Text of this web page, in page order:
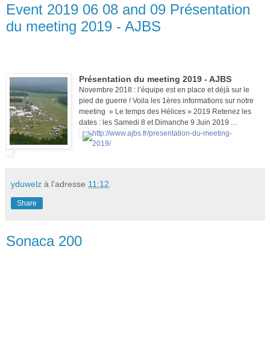
Event 2019 06 08 and 09 Présentation
du meeting 2019 - AJBS
Présentation du meeting 2019 - AJBS
Novembre 2018 : l’équipe est en place et déjà sur le
pied de guerre ! Voila les 1ères informations sur notre
meeting » Le temps des Hélices » 2019 Retenez les
dates : les Samedi 8 et Dimanche 9 Juin 2019 …
http://www.ajbs.fr/presentation-du-meeting-
2019/
yduwelz à l'adresse 11:12
Share
Sonaca 200